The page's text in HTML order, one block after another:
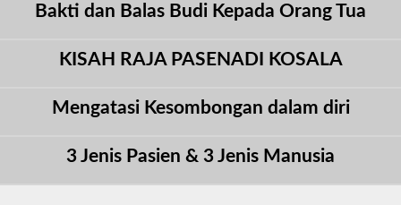
Bakti dan Balas Budi Kepada Orang Tua
KISAH RAJA PASENADI KOSALA
Mengatasi Kesombongan dalam diri
3 Jenis Pasien & 3 Jenis Manusia